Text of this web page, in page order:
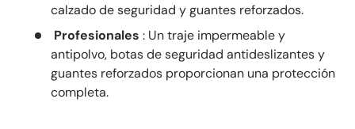
calzado de seguridad y guantes reforzados.
Profesionales : Un traje impermeable y
antipolvo, botas de seguridad antideslizantes y
guantes reforzados proporcionan una protección
completa.